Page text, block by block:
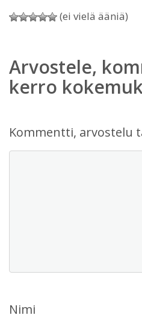
(ei vielä ääniä)
Arvostele,
kerro
Kommentti, arvostelu
Nimi